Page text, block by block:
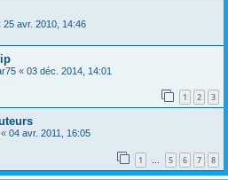
25 avr. 2010, 14:46
« 03 déc. 2014, 14:01
1 2 3
« 04 avr. 2011, 16:05
1 … 5 6 7 8